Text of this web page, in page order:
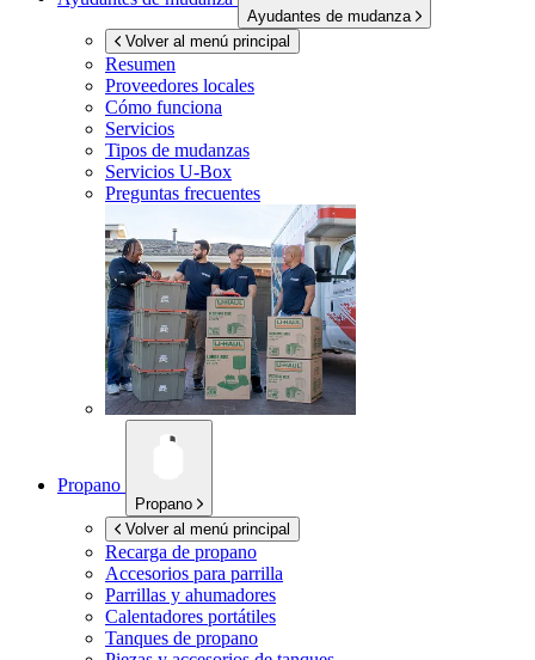
Ayudantes de mudanza
Volver al menú principal
Resumen
Proveedores locales
Cómo funciona
Servicios
Tipos de mudanzas
Servicios U-Box
Preguntas frecuentes
Propano
Propano
Volver al menú principal
Recarga de propano
Accesorios para parrilla
Parrillas y ahumadores
Calentadores portátiles
Tanques de propano